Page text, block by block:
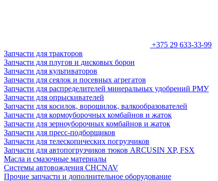
+375 29 633-33-99
Запчасти для тракторов
Запчасти для плугов и дисковых борон
Запчасти для культиваторов
Запчасти для сеялок и посевных агрегатов
Запчасти для распределителей минеральных удобрений РМУ
Запчасти для опрыскивателей
Запчасти для косилок, ворошилок, валкообразователей
Запчасти для кормоуборочных комбайнов и жаток
Запчасти для зерноуборочных комбайнов и жаток
Запчасти для пресс-подборщиков
Запчасти для телескопических погрузчиков
Запчасти для автопогрузчиков тюков ARCUSIN XP, FSX
Масла и смазочные материалы
Системы автовождения CHCNAV
Прочие запчасти и дополнительное оборудование